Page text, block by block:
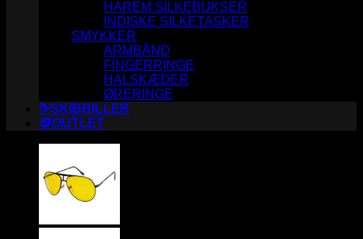
HAREM SILKEBUKSER
INDISKE SILKETASKER
SMYKKER
ARMBÅND
FINGERRINGE
HALSKÆDER
ØRERINGE
⛷️SKIBRILLER
🪙OUTLET